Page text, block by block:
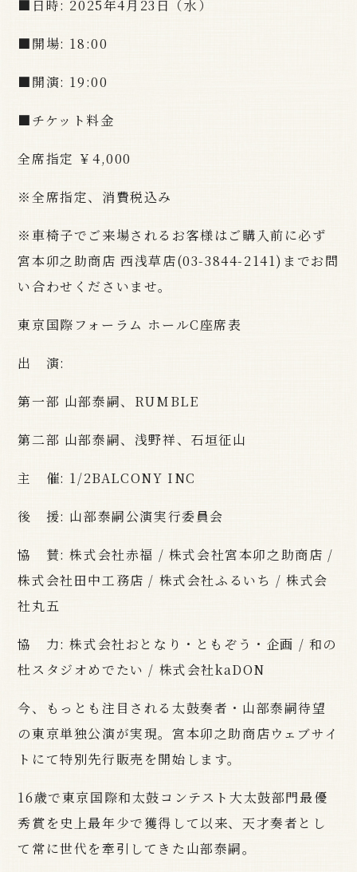
■日時: 2025年4月23日（水）
■開場: 18:00
■開演: 19:00
■チケット料金
全席指定 ￥4,000
※全席指定、消費税込み
※車椅子でご来場されるお客様はご購入前に必ず
宮本卯之助商店 西浅草店(03-3844-2141)までお問
い合わせくださいませ。
東京国際フォーラム ホールC座席表
出 演:
第一部 山部泰嗣、RUMBLE
第二部 山部泰嗣、浅野祥、石垣征山
主 催: 1/2BALCONY INC
後 援: 山部泰嗣公演実行委員会
協 賛: 株式会社赤福 / 株式会社宮本卯之助商店 /
株式会社田中工務店 / 株式会社ふるいち / 株式会
社丸五
協 力: 株式会社おとなり・ともぞう・企画 / 和の
杜スタジオめでたい / 株式会社kaDON
今、もっとも注目される太鼓奏者・ 山部泰嗣待望
の東京単独公演が実現。宮本卯之助商店ウェブサイ
トにて特別先行販売を開始します。
16歳で東京国際和太鼓コンテスト大太鼓部門最優
秀賞を史上最年少で獲得して以来、天才奏者とし
て常に世代を牽引してきた山部泰嗣。